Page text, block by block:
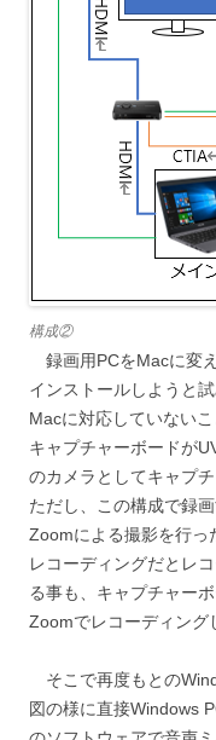
構成②
録画用PCをMacに変
インストールしようと
Macに対応していない
キャプチャーボードが
のカメラとしてキャプ
ただし、この構成で録
Zoomによる撮影を行っ
レコーディングだとレ
る事も、キャプチャー
Zoomでレコーディング
そこで再度もとの
図の様に直接Windows